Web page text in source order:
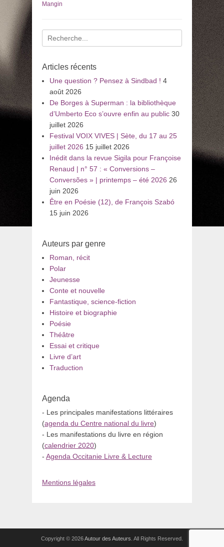
Mangin
Recherche
pour
Articles récents
Une question ? Pensez à Sindbad ! 4
août 2026
De Borges à Superman : la bibliothèque
d’Umberto Eco s’ouvre enfin au public 30
juillet 2026
Festival VOIX VIVES | Sète, du 17 au 25
juillet 2026 15 juillet 2026
Inédit dans la revue Sigila pour Françoise
Renaud | n° 57 : « Conversions –
Conversões » | printemps – été 2026 26
juin 2026
Être en Poésie (12), de François Szabó
15 juin 2026
Auteurs par genre
Roman, récit
Polar
Jeunesse
Conte et nouvelle
Fantastique, science-fiction
Histoire et biographie
Poésie
Théâtre
Essai et critique
Livre d’art
Traduction
Agenda
- Les principales manifestations littéraires
(agenda du Centre national du livre)
- Les manifestations du livre en région
(calendrier 2020)
- Agenda Occitanie Livre & Lecture
Mentions légales
Copyright © 2026Autour des Auteurs . All Rights Reserved.